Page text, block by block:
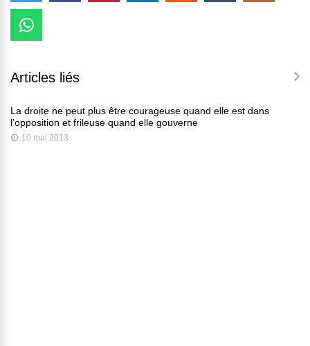
Articles liés
La droite ne peut plus être courageuse quand elle est dans
l’opposition et frileuse quand elle gouverne
10 mai 2013